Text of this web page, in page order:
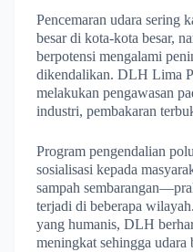
Pencemaran udara sering
besar di kota-kota besar,
berpotensi mengalami
dikendalikan. DLH Lima
melakukan pengawasan
industri, pembakaran
Program pengendalian
sosialisasi kepada
sampah
terjadi di beberapa
yang humanis, DLH
meningkat sehingga